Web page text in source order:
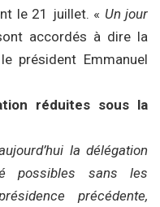
le 21 juillet. « Un jour
accordés à dire la
président Emmanuel
réduites sous la
la délégation
possibles sans les
précédente,